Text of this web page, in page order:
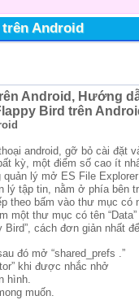
Android
Android, Hướng
Bird trên
android, gỡ bỏ cài đặt
kỳ, một điểm số cao ít
lý mở ES File
tập tin, nằm ở phía bên
bấm vào thư mục có
một thư mục có tên
cách đơn giản nhất
đó mở “shared_prefs .”
khi được nhắc nhở
hình.
muốn.